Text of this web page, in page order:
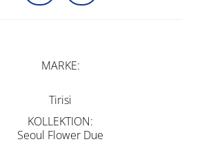
MARKE
Tirisi
KOLLEKTION
Seoul Flower Due